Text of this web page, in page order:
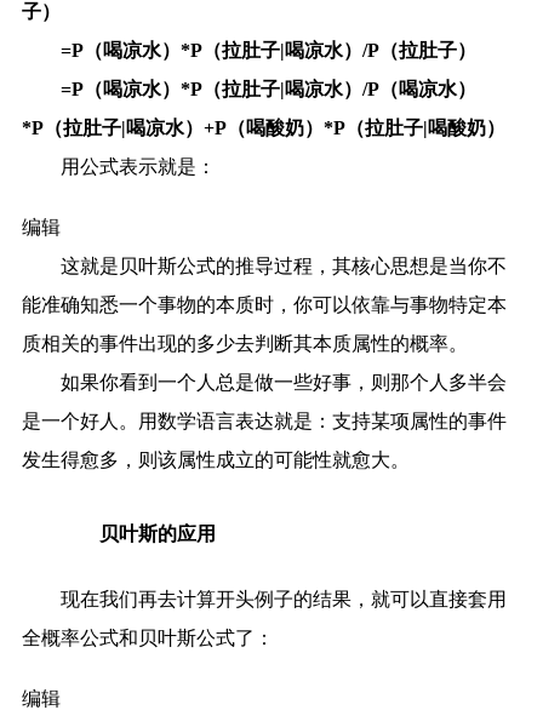
子）
=P（喝凉水）*P（拉肚子|喝凉水）/P（拉肚子）
=P（喝凉水）*P（拉肚子|喝凉水）/P（喝凉水）
*P（拉肚子|喝凉水）+P（喝酸奶）*P（拉肚子|喝酸奶）
用公式表示就是：
编辑
这就是贝叶斯公式的推导过程，其核心思想是当你不
能准确知悉一个事物的本质时，你可以依靠与事物特定本
质相关的事件出现的多少去判断其本质属性的概率。
如果你看到一个人总是做一些好事，则那个人多半会
是一个好人。用数学语言表达就是：支持某项属性的事件
发生得愈多，则该属性成立的可能性就愈大。
贝叶斯的应用
现在我们再去计算开头例子的结果，就可以直接套用
全概率公式和贝叶斯公式了：
编辑